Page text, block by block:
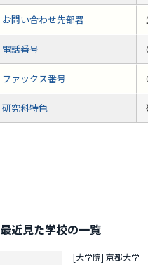
お問い合わせ先部署
電話番号
ファックス番号
研究科特色
最近見た学校の一覧
[大学院] 京都大学